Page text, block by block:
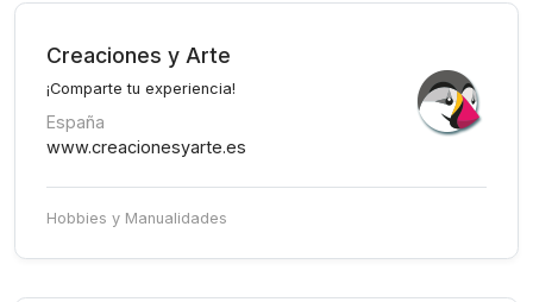
Creaciones y Arte
¡Comparte tu experiencia!
España
www.creacionesyarte.es
Hobbies y Manualidades